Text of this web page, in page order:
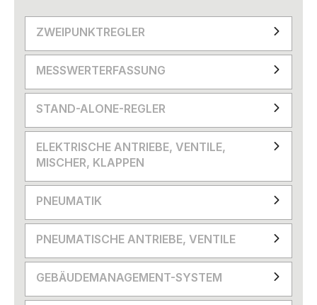
ZWEIPUNKTREGLER
MESSWERTERFASSUNG
STAND-ALONE-REGLER
ELEKTRISCHE ANTRIEBE, VENTILE,
MISCHER, KLAPPEN
PNEUMATIK
PNEUMATISCHE ANTRIEBE, VENTILE
GEBÄUDEMANAGEMENT-SYSTEM